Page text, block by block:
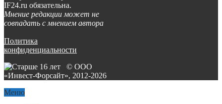
IF24.ru обязательна.
Мнение редакции может не
совпадать с мнением автора
Политика
конфиденциальности
© ООО
«Инвест-Форсайт», 2012-2026
Меню